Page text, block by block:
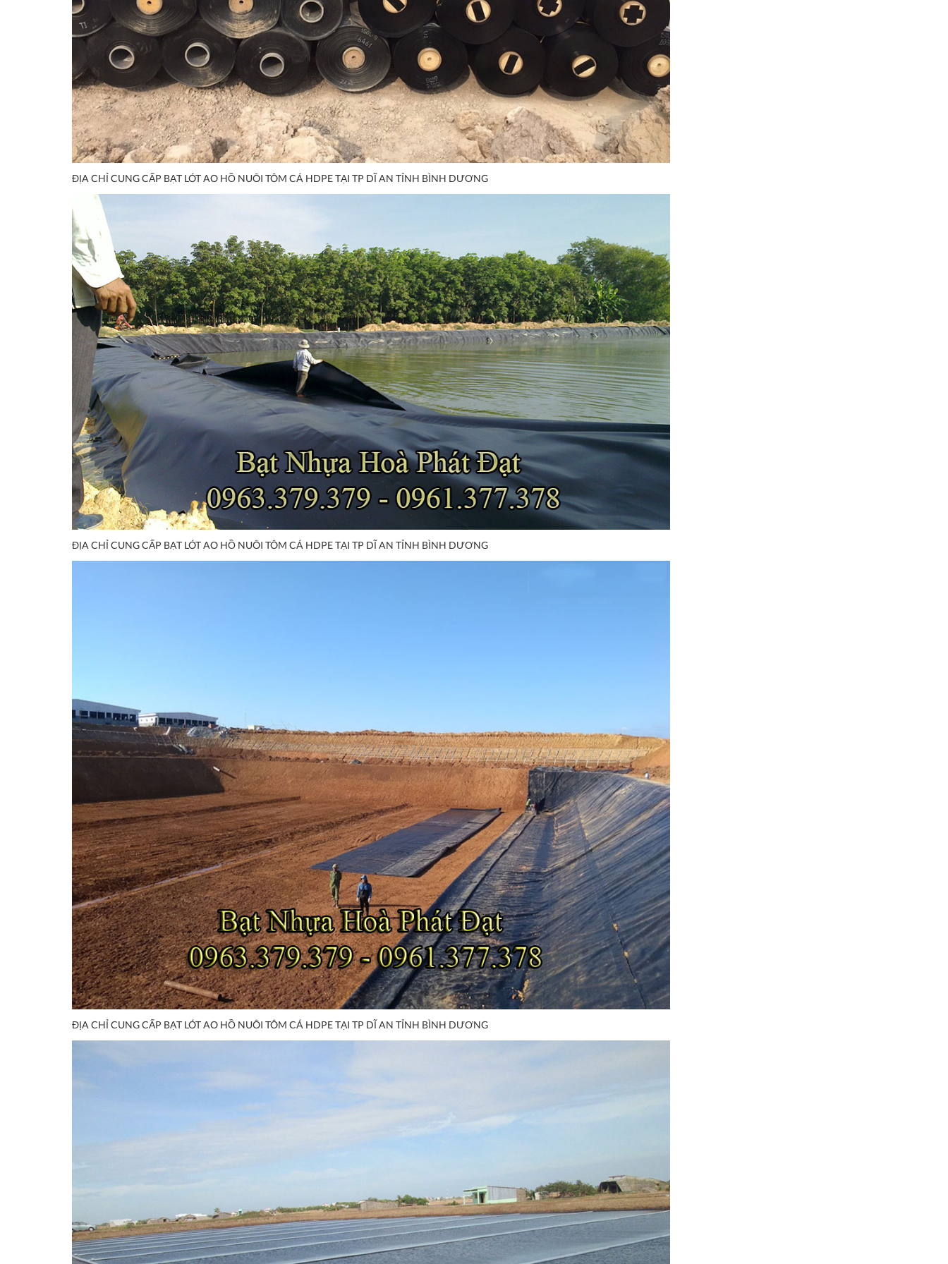
ĐỊA CHỈ CUNG CẤP BẠT LÓT AO HỒ NUÔI TÔM CÁ HDPE TẠI TP DĨ AN TỈNH BÌNH DƯƠNG
ĐỊA CHỈ CUNG CẤP BẠT LÓT AO HỒ NUÔI TÔM CÁ HDPE TẠI TP DĨ AN TỈNH BÌNH DƯƠNG
ĐỊA CHỈ CUNG CẤP BẠT LÓT AO HỒ NUÔI TÔM CÁ HDPE TẠI TP DĨ AN TỈNH BÌNH DƯƠNG